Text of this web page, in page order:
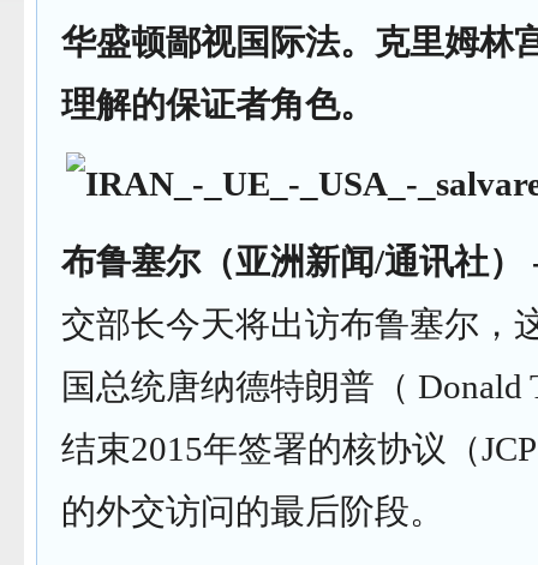
华盛顿鄙视国际法。克里姆林
理解的保证者角色。
布鲁塞尔（亚洲新闻/通讯社）
交部长今天将出访布鲁塞尔，
国总统唐纳德特朗普（ Donald
结束2015年签署的核协议（
的外交访问的最后阶段。